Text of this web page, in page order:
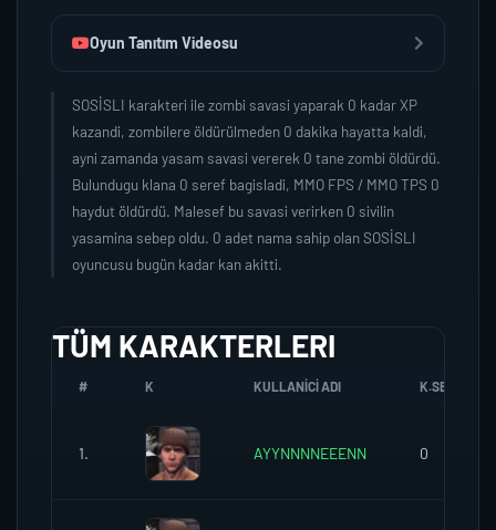
Oyun Tanıtım Videosu
SOSİSLI karakteri ile zombi savasi yaparak 0 kadar XP
kazandi, zombilere öldürülmeden 0 dakika hayatta kaldi,
ayni zamanda yasam savasi vererek 0 tane zombi öldürdü.
Bulundugu klana 0 seref bagisladi, MMO FPS / MMO TPS 0
haydut öldürdü. Malesef bu savasi verirken 0 sivilin
yasamina sebep oldu. 0 adet nama sahip olan SOSİSLI
oyuncusu bugün kadar kan akitti.
TÜM KARAKTERLERI
# K KULLANICI ADI K.SEREFI
1. AYYNNNNEEENN 0